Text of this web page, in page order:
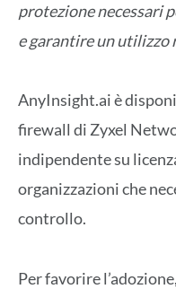
protezione necessari
e garantire un utilizzo
AnyInsight.ai è
firewall di Zyxel
indipendente su
organizzazioni che
controllo.
Per favorire